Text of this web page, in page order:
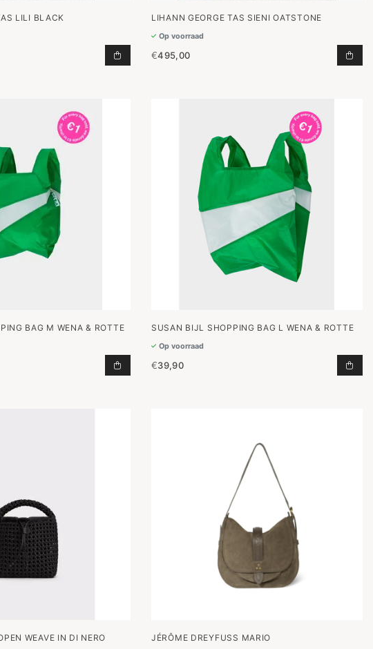
WINKELWAGEN
LILI BLACK
TAS LILI BLACK TOEVOEGEN AAN WINKELWAGEN
LIHANN GEORGE TAS SIENI OATSTONE
Op voorraad
€495,00
AAN WINKELWAGEN
BAG M WENA & ROTTE
SHOPPING BAG M WENA & ROTTE TOEVOEGEN AAN
SUSAN BIJL SHOPPING BAG L WENA & ROTTE
Op voorraad
€39,90
WEAVE IN DI NERO
JÉRÔME DREYFUSS MARIO